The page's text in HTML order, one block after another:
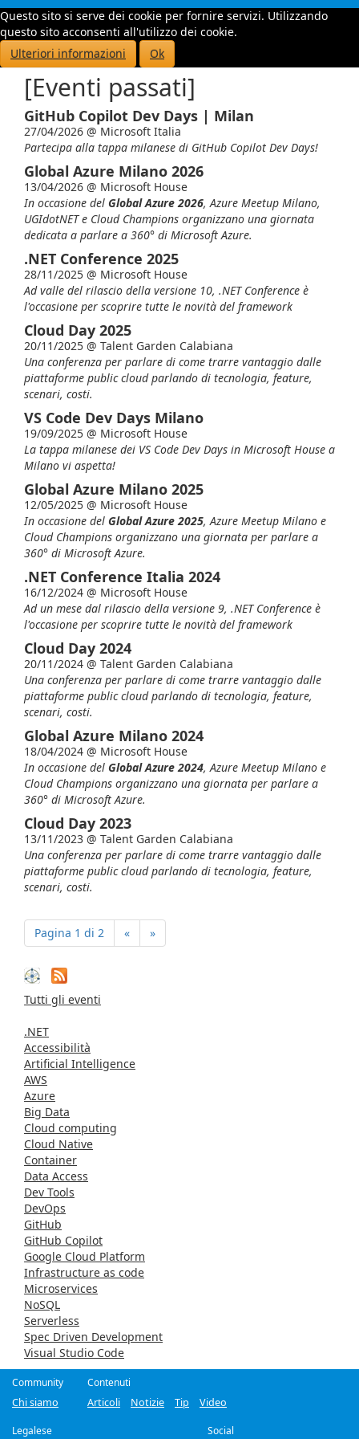
Questo sito si serve dei cookie per fornire servizi. Utilizzando
questo sito acconsenti all'utilizzo dei cookie.
Ulteriori informazioni
Ok
Toggle
[Eventi passati]
GitHub Copilot Dev Days | Milan
27/04/2026 @ Microsoft Italia
Partecipa alla tappa milanese di GitHub Copilot Dev Days!
Global Azure Milano 2026
13/04/2026 @ Microsoft House
In occasione del Global Azure 2026, Azure Meetup Milano,
UGIdotNET e Cloud Champions organizzano una giornata
dedicata a parlare a 360° di Microsoft Azure.
.NET Conference 2025
28/11/2025 @ Microsoft House
Ad valle del rilascio della versione 10, .NET Conference è
l'occasione per scoprire tutte le novità del framework
Cloud Day 2025
20/11/2025 @ Talent Garden Calabiana
Una conferenza per parlare di come trarre vantaggio dalle
piattaforme public cloud parlando di tecnologia, feature,
scenari, costi.
VS Code Dev Days Milano
19/09/2025 @ Microsoft House
La tappa milanese dei VS Code Dev Days in Microsoft House a
Milano vi aspetta!
Global Azure Milano 2025
12/05/2025 @ Microsoft House
In occasione del Global Azure 2025, Azure Meetup Milano e
Cloud Champions organizzano una giornata per parlare a
360° di Microsoft Azure.
.NET Conference Italia 2024
16/12/2024 @ Microsoft House
Ad un mese dal rilascio della versione 9, .NET Conference è
l'occasione per scoprire tutte le novità del framework
Cloud Day 2024
20/11/2024 @ Talent Garden Calabiana
Una conferenza per parlare di come trarre vantaggio dalle
piattaforme public cloud parlando di tecnologia, feature,
scenari, costi.
Global Azure Milano 2024
18/04/2024 @ Microsoft House
In occasione del Global Azure 2024, Azure Meetup Milano e
Cloud Champions organizzano una giornata per parlare a
360° di Microsoft Azure.
Cloud Day 2023
13/11/2023 @ Talent Garden Calabiana
Una conferenza per parlare di come trarre vantaggio dalle
piattaforme public cloud parlando di tecnologia, feature,
scenari, costi.
Pagina 1 di 2 « »
Tutti gli eventi
.NET
Accessibilità
Artificial Intelligence
AWS
Azure
Big Data
Cloud computing
Cloud Native
Container
Data Access
Dev Tools
DevOps
GitHub
GitHub Copilot
Google Cloud Platform
Infrastructure as code
Microservices
NoSQL
Serverless
Spec Driven Development
Visual Studio Code
Community
Chi siamo
Contenuti
Articoli
Notizie Tip Video
Legalese Social